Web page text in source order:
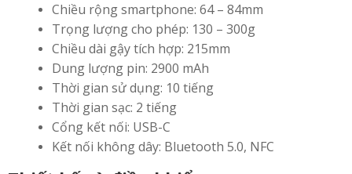
Chiều rộng smartphone: 64 – 84mm
Trọng lượng cho phép: 130 – 300g
Chiều dài gậy tích hợp: 215mm
Dung lượng pin: 2900 mAh
Thời gian sử dụng: 10 tiếng
Thời gian sạc: 2 tiếng
Cổng kết nối: USB-C
Kết nối không dây: Bluetooth 5.0, NFC